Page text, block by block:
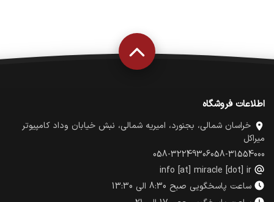
اطلاعات فروشگاه
خراسان شمالی، بجنورد، امیریه شمالی، نبش خیابان وداد کامپیوتر
میراکل
058-31554000
058-32249306
info [at] miracle [dot] ir
ساعت پاسخگویی صبح 8:30 الی 13:30